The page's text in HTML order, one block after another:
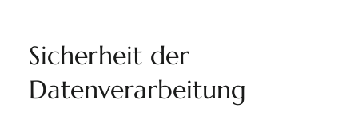
Sicherheit der
Datenverarbeitung